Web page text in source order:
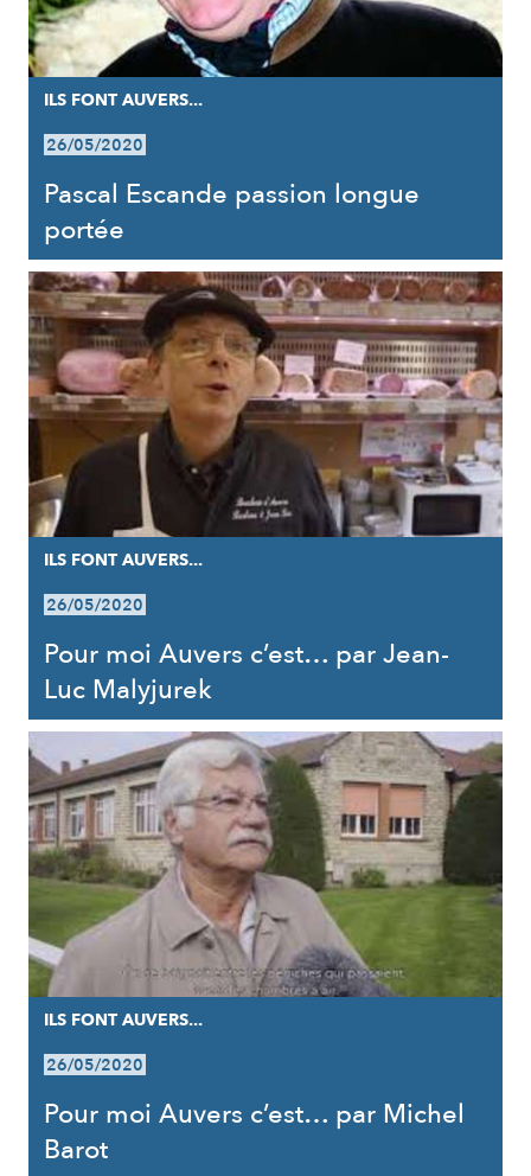
ILS FONT AUVERS...
26/05/2020
Pascal Escande passion longue
portée
ILS FONT AUVERS...
26/05/2020
Pour moi Auvers c’est… par Jean-
Luc Malyjurek
ILS FONT AUVERS...
26/05/2020
Pour moi Auvers c’est… par Michel
Barot